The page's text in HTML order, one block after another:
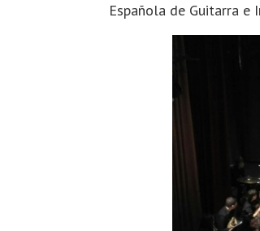
Española de Guitarra e